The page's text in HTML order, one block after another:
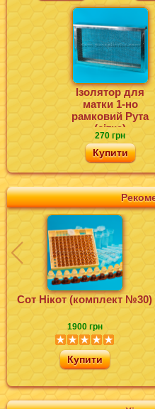
Сот Нікот (комплект №30)
1900 грн
Купити
Ізолятор для
матки 1-но
рамковий Рута
(сітка)
270 грн
Купити